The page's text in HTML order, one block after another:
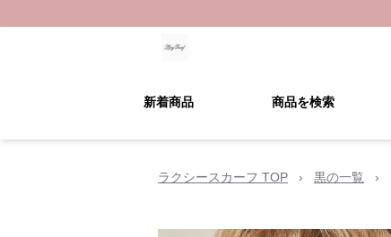
新着商品 商品を検索
ラクシースカーフ TOP › 黒の一覧 ›